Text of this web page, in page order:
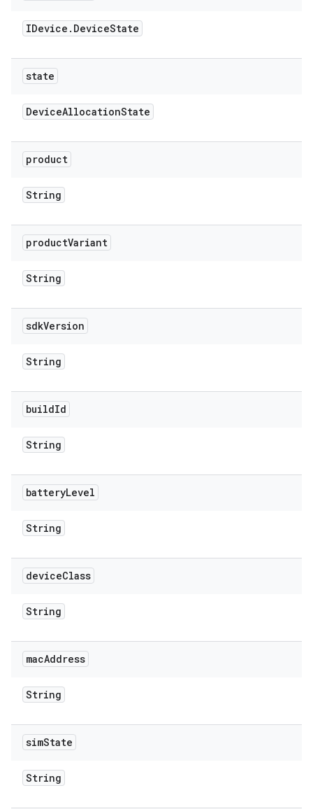
IDevice . DeviceState
state
DeviceAllocationState
product
String
productVariant
String
sdkVersion
String
buildId
String
batteryLevel
String
deviceClass
String
macAddress
String
simState
String